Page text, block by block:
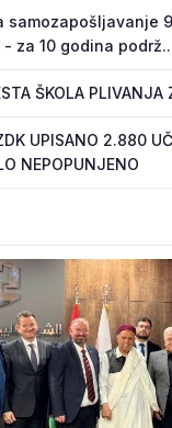
samozapošljavanje
za 10 godina
ŠKOLA PLIVANJA
UPISANO 2.880
NEPOPUNJENO